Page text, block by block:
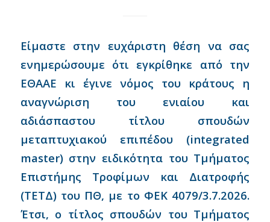
Είμαστε στην ευχάριστη θέση να σας
ενημερώσουμε ότι εγκρίθηκε από την
ΕΘΑΑΕ κι έγινε νόμος του κράτους η
αναγνώριση του ενιαίου και
αδιάσπαστου τίτλου σπουδών
μεταπτυχιακού επιπέδου (integrated
master) στην ειδικότητα του Τμήματος
Επιστήμης Τροφίμων και Διατροφής
(ΤΕΤΔ) του ΠΘ, με το ΦΕΚ 4079/3.7.2026.
Έτσι, ο τίτλος σπουδών του Τμήματος